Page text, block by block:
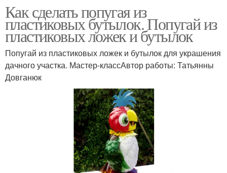
Как сделать попугая из
пластиковых бутылок. Попугай из
пластиковых ложек и бутылок
Попугай из пластиковых ложек и бутылок для украшения
дачного участка. Мастер-классАвтор работы: Татьянны
Довганюк